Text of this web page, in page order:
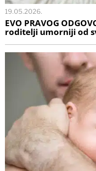
19.05.2026.
EVO PRAVOG
roditelji umorniji od